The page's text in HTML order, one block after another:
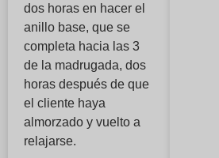
dos horas en hacer el
anillo base, que se
completa hacia las 3
de la madrugada, dos
horas después de que
el cliente haya
almorzado y vuelto a
relajarse.